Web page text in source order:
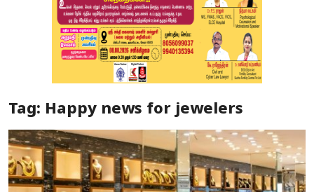
Special Story
Business
Tag: Happy news for jewelers